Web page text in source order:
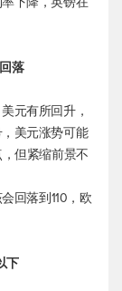
落
元有所回升，
美元涨势可能
但紧缩前景不
回落到110， 欧
下